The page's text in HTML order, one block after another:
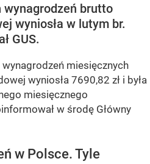
brutto
wyniosła w lutym br.
GUS.
miesięcznych
wyniosła 7690,82 zł i była
miesięcznego
w środę Główny
w Polsce. Tyle